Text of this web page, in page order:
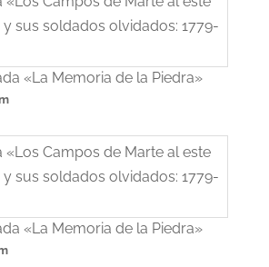
«La Memoria de la Piedra»
«La Memoria de la Piedra»